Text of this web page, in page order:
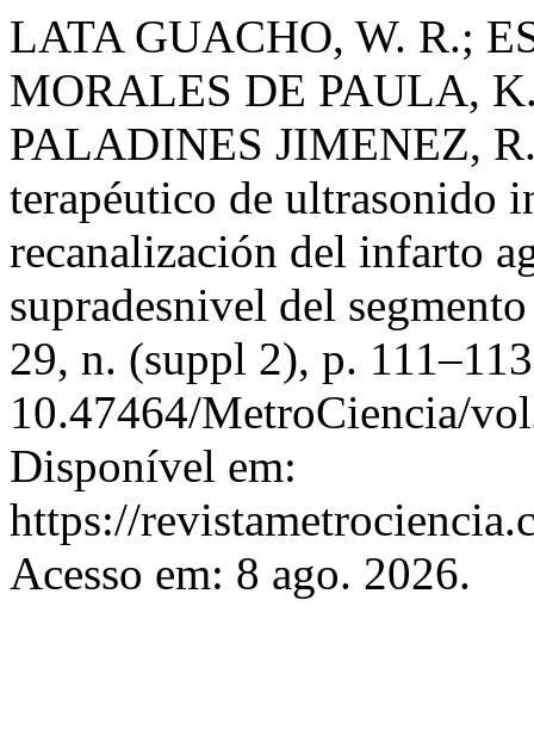
LATA GUACHO, W. R.;
MORALES DE PAULA,
PALADINES JIMENEZ,
terapéutico de ultrasonido
recanalización del infarto
supradesnivel del
29, n. (suppl 2), p.
10.47464/MetroCiencia/
Disponível em:
https://
Acesso em: 8 ago. 2026.